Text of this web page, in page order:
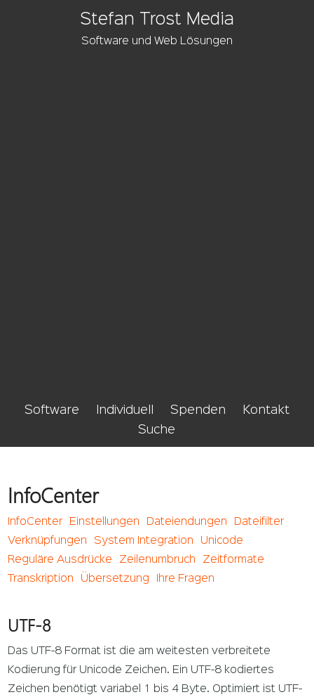
Stefan Trost Media
Software und Web Lösungen
Software Individuell Spenden
Kontakt
Suche
InfoCenter
InfoCenter Einstellungen Dateiendungen
Dateifilter
Verknüpfungen
System Integration
Unicode
Reguläre Ausdrücke
Zeilenumbruch
Zeitformate
Transkription
Übersetzung Ihre Fragen
UTF-8
Das UTF-8 Format ist die am weitesten verbreitete
Kodierung für Unicode Zeichen. Ein UTF-8 kodiertes
Zeichen benötigt variabel 1 bis 4 Byte. Optimiert ist UTF-